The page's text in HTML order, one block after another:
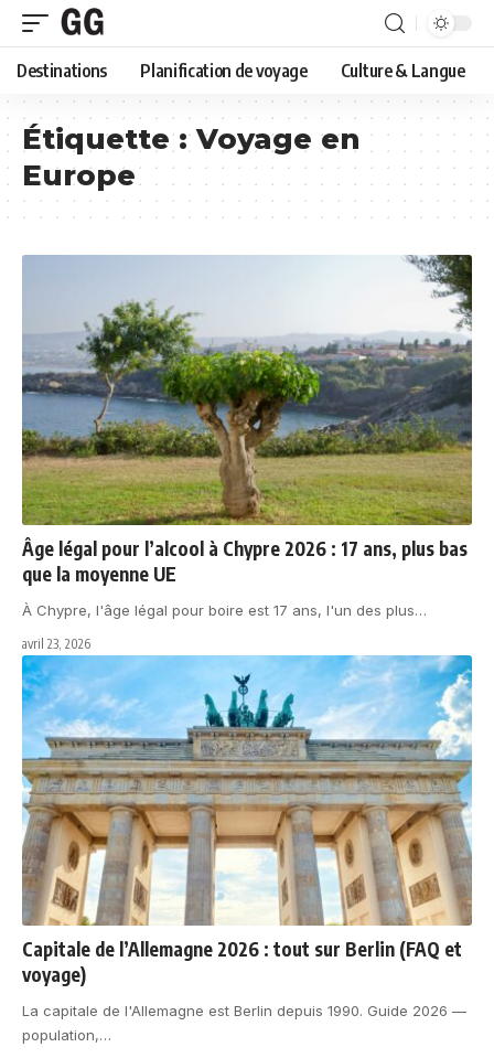
Destinations Planification de voyage Culture & Langue
Étiquette :Voyage en
Europe
Âge légal pour l’alcool à Chypre 2026 : 17 ans, plus bas
que la moyenne UE
À Chypre, l'âge légal pour boire est 17 ans, l'un des plus…
avril 23, 2026
Capitale de l’Allemagne 2026 : tout sur Berlin (FAQ et
voyage)
La capitale de l'Allemagne est Berlin depuis 1990. Guide 2026 —
population,…